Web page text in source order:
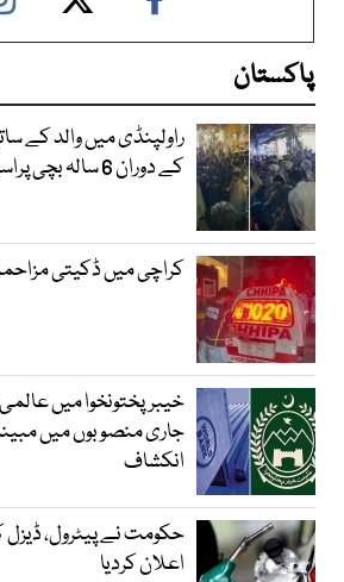
پاکستان
راولپنڈی میں والد کے
کے دوران 6 سالہ بچی پراسرار طور پر لاپتا
کراچی میں ڈکیتی
خیبرپختونخوا میں
جاری منصوبوں میں
انکشاف
حکومت نے پیٹرول،
اعلان کردیا